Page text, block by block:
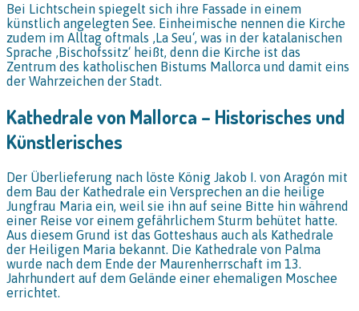
Bei Lichtschein spiegelt sich ihre Fassade in einem
künstlich angelegten See. Einheimische nennen die Kirche
zudem im Alltag oftmals ‚La Seu‘, was in der katalanischen
Sprache ‚Bischofssitz‘ heißt, denn die Kirche ist das
Zentrum des katholischen Bistums Mallorca und damit eins
der Wahrzeichen der Stadt.
Kathedrale von Mallorca – Historisches und
Künstlerisches
Der Überlieferung nach löste König Jakob I. von Aragón mit
dem Bau der Kathedrale ein Versprechen an die heilige
Jungfrau Maria ein, weil sie ihn auf seine Bitte hin während
einer Reise vor einem gefährlichem Sturm behütet hatte.
Aus diesem Grund ist das Gotteshaus auch als Kathedrale
der Heiligen Maria bekannt. Die Kathedrale von Palma
wurde nach dem Ende der Maurenherrschaft im 13.
Jahrhundert auf dem Gelände einer ehemaligen Moschee
errichtet.